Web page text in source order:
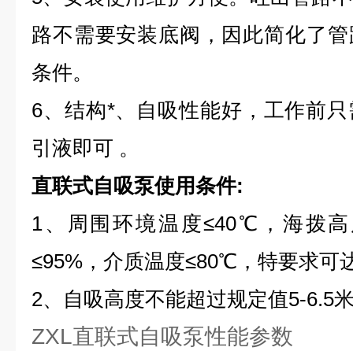
路不需要安装底阀，因此简化了
条件。
6、结构*、自吸性能好，工作前
引液即可 。
直联式自吸泵使用条件:
1、周围环境温度≤40℃，海拨高
≤95%，介质温度≤80℃，特要求可
2、自吸高度不能超过规定值5-6.5
ZXL直联式自吸泵性能参数